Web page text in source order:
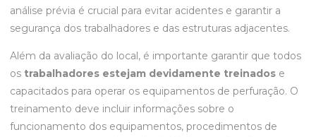
análise prévia é crucial para evitar acidentes e garantir a
segurança dos trabalhadores e das estruturas adjacentes.
Além da avaliação do local, é importante garantir que todos
os trabalhadores estejam devidamente treinados e
capacitados para operar os equipamentos de perfuração. O
treinamento deve incluir informações sobre o
funcionamento dos equipamentos, procedimentos de